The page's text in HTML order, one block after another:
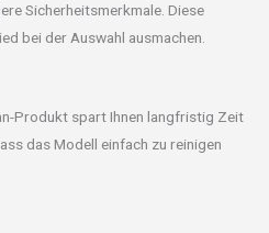
Sicherheitsmerkmale. Diese
bei der Auswahl ausmachen.
Produkt spart Ihnen langfristig Zeit
das Modell einfach zu reinigen